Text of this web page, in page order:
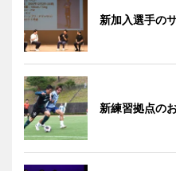
新加入選手の
新練習拠点の